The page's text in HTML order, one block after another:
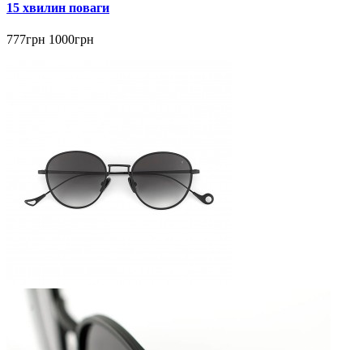
15 хвилин поваги
777грн 1000грн